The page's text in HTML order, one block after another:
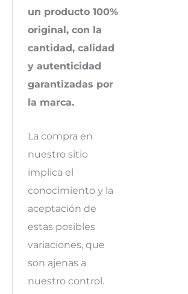
un producto 100%
original, con la
cantidad, calidad
y autenticidad
garantizadas por
la marca.
La compra en
nuestro sitio
implica el
conocimiento y la
aceptación de
estas posibles
variaciones, que
son ajenas a
nuestro control.